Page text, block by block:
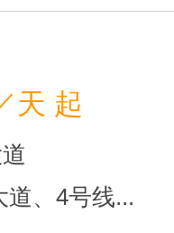
天 起
道、4号线...